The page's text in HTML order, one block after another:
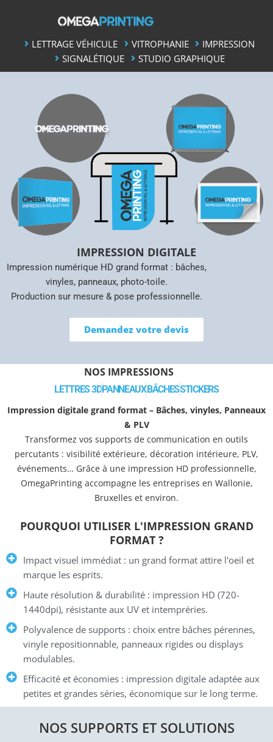
LETTRAGE VÉHICULE VITROPHANIE
IMPRESSION
SIGNALÉTIQUE
STUDIO GRAPHIQUE
IMPRESSION DIGITALE
Impression numérique HD grand format : bâches,
vinyles, panneaux, photo-toile.
Production sur mesure & pose professionnelle.
Demandez votre devis
NOS IMPRESSIONS
LETTRES 3DPANNEAUXBÂCHESSTICKERS
Impression digitale grand format – Bâches, vinyles, Panneaux
& PLV
Transformez vos supports de communication en outils
percutants : visibilité extérieure, décoration intérieure, PLV,
événements… Grâce à une impression HD professionnelle,
OmegaPrinting accompagne les entreprises en Wallonie,
Bruxelles et environ.
POURQUOI UTILISER L'IMPRESSION GRAND
FORMAT ?
Impact visuel immédiat : un grand format attire l'oeil et
marque les esprits.
Haute résolution & durabilité : impression HD (720-
1440dpi), résistante aux UV et intempréries.
Polyvalence de supports : choix entre bâches pérennes,
vinyle repositionnable, panneaux rigides ou displays
modulables.
Efficacité et économies : impression digitale adaptée aux
petites et grandes séries, économique sur le long terme.
NOS SUPPORTS ET SOLUTIONS